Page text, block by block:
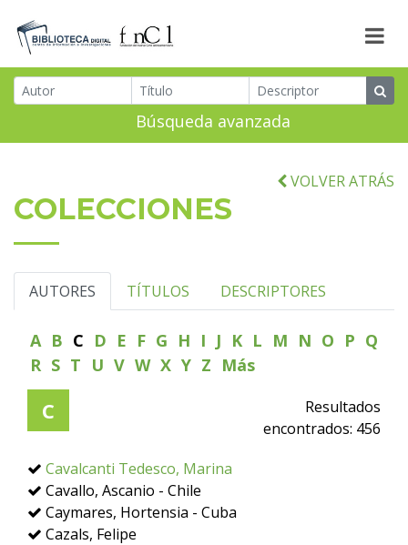
Búsqueda avanzada
VOLVER ATRÁS
COLECCIONES
AUTORES TÍTULOS DESCRIPTORES
A B C D E F G H I J K L M N O P Q
R S T U V W X Y Z Más
C
Resultados
encontrados: 456
Cavalcanti Tedesco, Marina
Cavallo, Ascanio - Chile
Caymares, Hortensia - Cuba
Cazals, Felipe